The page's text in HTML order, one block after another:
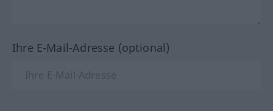
Ihre E-Mail-Adresse (optional)